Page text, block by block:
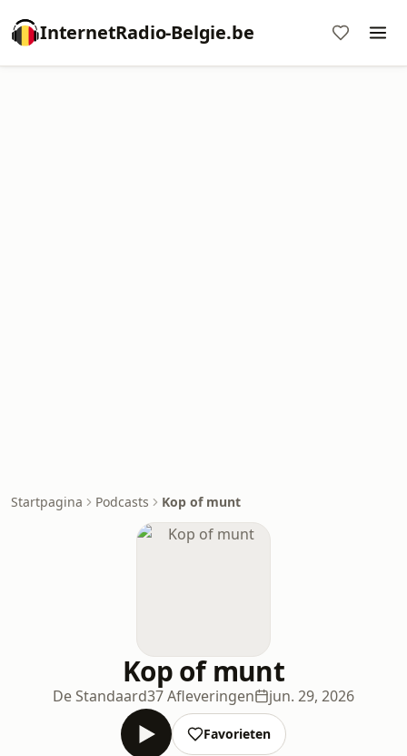
InternetRadio-Belgie.be
Startpagina Podcasts Kop of munt
Kop of munt
De Standaard37 Afleveringen jun. 29, 2026
Favorieten